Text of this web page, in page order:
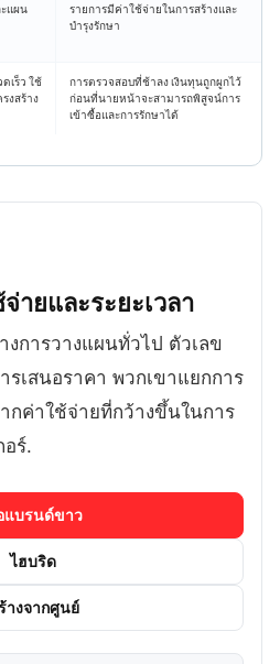
ะแผน
รายการมีค่าใช้จ่ายในการสร้างและ
บำรุงรักษา
เร็ว ใช้
งสร้าง
การตรวจสอบที่ช้าลง เงินทุนถูกผูกไว้
ก่อนที่นายหน้าจะสามารถพิสูจน์การ
เข้าซื้อและการรักษาได้
ายและระยะเวลา
งการวางแผนทั่วไป ตัวเลข
รเสนอราคา พวกเขาแยกการ
กค่าใช้จ่ายที่กว้างขึ้นในการ
อร์.
แบรนด์ขาว
ไฮบริด
างจากศูนย์